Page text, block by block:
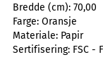
Bredde (cm): 70,00
Farge: Oransje
Materiale: Papir
Sertifisering: FSC -